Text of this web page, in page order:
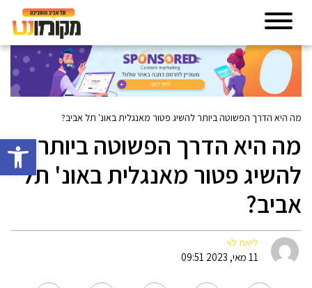
פתח
מה היא הדרך הפשוטה ביותר להשיג פטור מאנגלית באונ' תל אביב?
מה היא הדרך הפשוטה ביותר
להשיג פטור מאנגלית באונ' תל
אביב?
ליאת לוי
11 מאי, 2023 09:51